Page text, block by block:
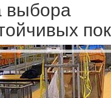
выбора